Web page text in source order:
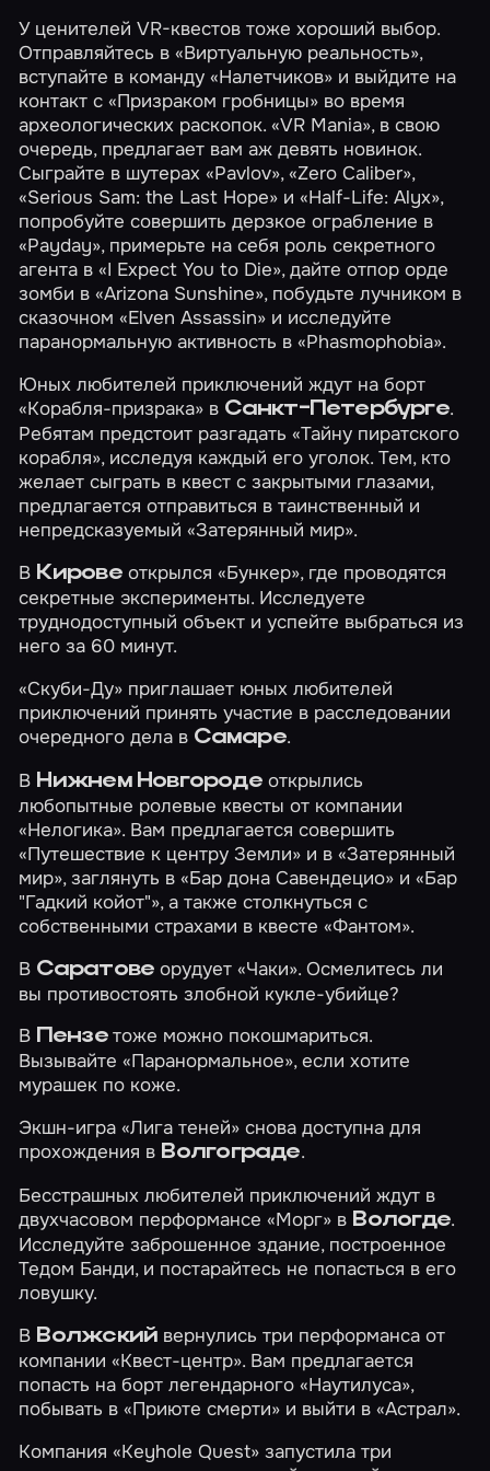
У ценителей VR-квестов тоже хороший выбор.
Отправляйтесь в«Виртуальную реальность»,
вступайте в команду«Налетчиков» и выйдите на
контакт с«Призраком гробницы» во время
археологических раскопок. «VR Mania», в свою
очередь, предлагает вам аж девять новинок.
Сыграйте в шутерах«Pavlov»,«Zero Caliber»,
«Serious Sam: the Last Hope» и«Half-Life: Alyx»,
попробуйте совершить дерзкое ограбление в
«Payday», примерьте на себя роль секретного
агента в«I Expect You to Die», дайте отпор орде
зомби в«Arizona Sunshine», побудьте лучником в
сказочном«Elven Assassin» и исследуйте
паранормальную активность в«Phasmophobia».
Юных любителей приключений ждут на борт
«Корабля-призрака» в Санкт-Петербурге.
Ребятам предстоит разгадать«Тайну пиратского
корабля», исследуя каждый его уголок. Тем, кто
желает сыграть в квест с закрытыми глазами,
предлагается отправиться в таинственный и
непредсказуемый«Затерянный мир».
В Кировеоткрылся «Бункер», где проводятся
секретные эксперименты. Исследуете
труднодоступный объект и успейте выбраться из
него за 60 минут.
«Скуби-Ду» приглашает юных любителей
приключений принять участие в расследовании
очередного дела в Самаре.
В Нижнем Новгородеоткрылись
любопытные ролевые квесты от компании
«Нелогика». Вам предлагается совершить
«Путешествие к центру Земли» и в«Затерянный
мир», заглянуть в«Бар дона Савендецио» и«Бар
"Гадкий койот"», а также столкнуться с
собственными страхами в квесте«Фантом».
В Саратове орудует«Чаки». Осмелитесь ли
вы противостоять злобной кукле-убийце?
В Пензе тоже можно покошмариться.
Вызывайте«Паранормальное», если хотите
мурашек по коже.
Экшн-игра«Лига теней» снова доступна для
прохождения в Волгограде.
Бесстрашных любителей приключений ждут в
двухчасовом перформансе«Морг» в Вологде.
Исследуйте заброшенное здание, построенное
Тедом Банди, и постарайтесь не попасться в его
ловушку.
В Волжский вернулись три перформанса от
компании «Квест-центр». Вам предлагается
попасть на борт легендарного«Наутилуса»,
побывать в«Приюте смерти» и выйти в«Астрал».
Компания «Keyhole Quest» запустила три